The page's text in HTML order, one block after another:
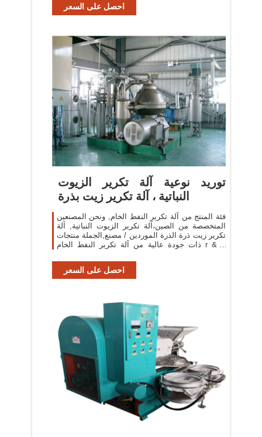
احصل على السعر
توريد نوعية آلة تكرير الزيوت
النباتية ، آلة تكرير زيت بذرة
فئة المنتج من آلة تكرير النفط الخام, ونحن المصنعين
المتخصصة من الصين،آلة تكرير الزيوت النباتية, آلة
تكرير زيت ذرة الذرة الموردين / مصنع,الجملة منتجات
ذات جودة عالية من آلة تكرير النفط الخام r & d
احصل على السعر